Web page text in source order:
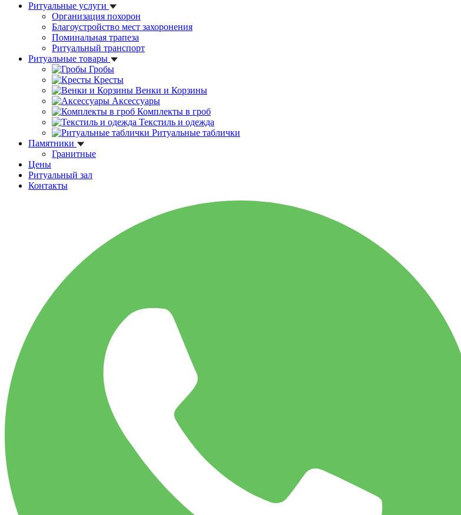
Ритуальные услуги
Организация похорон
Благоустройство мест захоронения
Поминальная трапеза
Ритуальный транспорт
Ритуальные товары
Гробы
Кресты
Венки и Корзины
Аксессуары
Комплекты в гроб
Текстиль и одежда
Ритуальные таблички
Памятники
Гранитные
Цены
Ритуальный зал
Контакты